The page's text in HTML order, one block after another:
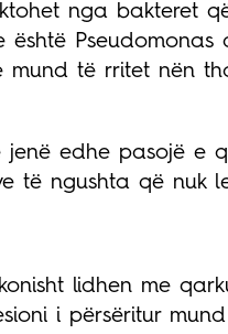
nga bakteret
është
mund të rritet nën
jenë edhe pasojë e
të ngushta që nuk
lidhen me
i përsëritur